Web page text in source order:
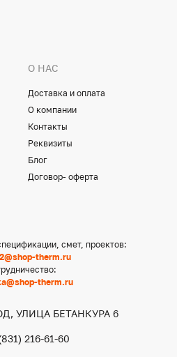
О НАС
Доставка и оплата
О компании
Контакты
Реквизиты
Блог
Договор- оферта
смет, проектов:
therm.ru
therm.ru
УЛИЦА БЕТАНКУРА 6
216-61-60